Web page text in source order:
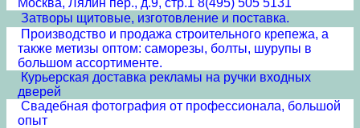
Москва, Лялин пер., д.9, стр.1 8(495) 505 5131
Затворы щитовые, изготовление и поставка.
Производство и продажа строительного крепежа, а
также метизы оптом: саморезы, болты, шурупы в
большом ассортименте.
Курьерская доставка рекламы на ручки входных
дверей
Свадебная фотография от профессионала, большой
опыт